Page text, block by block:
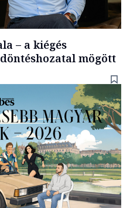
– a kiégés
mögött